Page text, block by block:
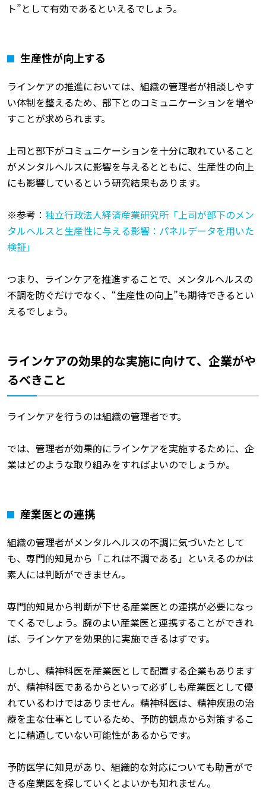
ト”として有効であるといえるでしょう。
生産性が向上する
ラインケアの推進においては、組織の管理者が相談しやす
い体制を整えるため、部下とのコミュニケーションを増や
すことが求められます。
上司と部下がコミュニケーションを十分に取れていること
がメンタルヘルスに影響を与えるとともに、生産性の向上
にも影響しているという研究結果もあります。
※参考： 独立行政法人経済産業研究所「上司が部下のメン
タルヘルスと生産性に与える影響：パネルデータを用いた
検証」
つまり、ラインケアを推進することで、メンタルヘルスの
不調を防ぐだけでなく、“生産性の向上”も期待できるとい
えるでしょう。
ラインケアの効果的な実施に向けて、企業がや
るべきこと
ラインケアを行うのは組織の管理者です。
では、管理者が効果的にラインケアを実施するために、企
業はどのような取り組みをすればよいのでしょうか。
産業医との連携
組織の管理者がメンタルヘルスの不調に気づいたとして
も、専門的知見から「これは不調である」といえるのかは
素人には判断ができません。
専門的知見から判断が下せる産業医との連携が必要になっ
てくるでしょう。腕のよい産業医と連携することができれ
ば、ラインケアを効果的に実施できるはずです。
しかし、精神科医を産業医として配置する企業もあります
が、精神科医であるからといって必ずしも産業医として優
れているわけではありません。精神科医は、精神疾患の治
療を主な仕事としているため、予防的観点から対策するこ
とに精通していない可能性があるからです。
予防医学に知見があり、組織的な対応についても助言がで
きる産業医を探していくとよいかも知れません。